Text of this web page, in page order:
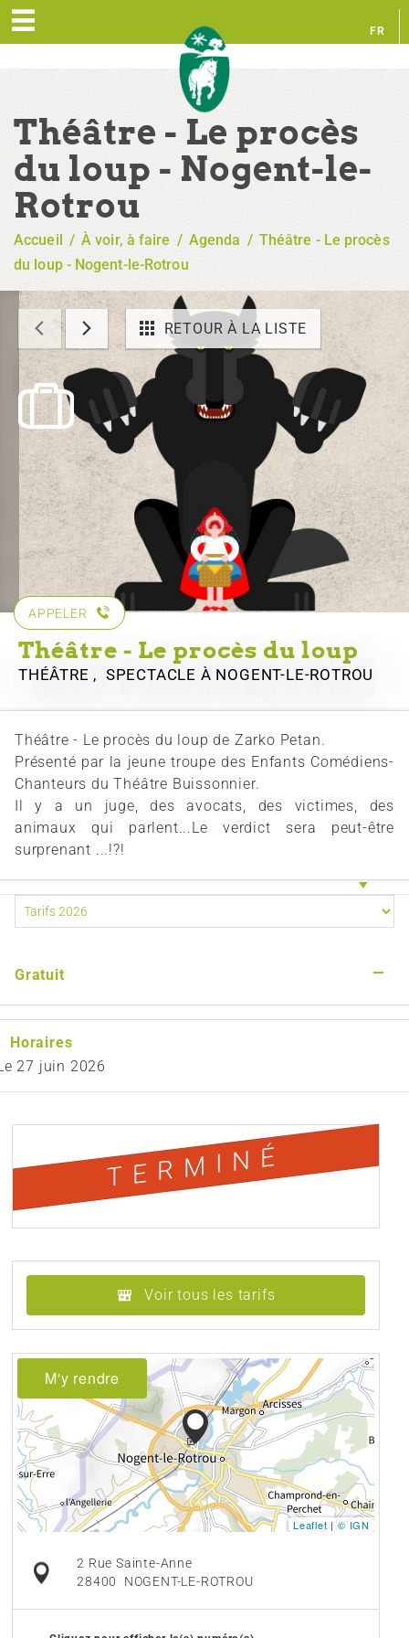
FR
Théâtre - Le procès
du loup - Nogent-le-
Rotrou
Accueil / À voir, à faire / Agenda / Théâtre - Le procès
du loup - Nogent-le-Rotrou
RETOUR À LA LISTE
APPELER
Théâtre - Le procès du loup
THÉÂTRE , SPECTACLE À NOGENT-LE-ROTROU
Théâtre - Le procès du loup de Zarko Petan.
Présenté par la jeune troupe des Enfants Comédiens-
Chanteurs du Théâtre Buissonnier.
Il y a un juge, des avocats, des victimes, des
animaux qui parlent...Le verdict sera peut-être
surprenant ...!?!
Gratuit —
Horaires
27 juin 2026
TERMINÉ
Voir tous les tarifs
M'y rendre
Leaflet| © IGN
2 Rue Sainte-Anne
28400
NOGENT-LE-ROTROU